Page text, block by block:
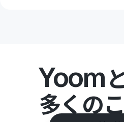
Yoom
多くの